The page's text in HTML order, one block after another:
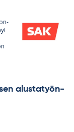
alus­ta­työn­